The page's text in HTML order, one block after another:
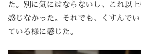
た。別に気にはならないし、これ以
感じなかった。それでも、くすんで
ている様に感じた。